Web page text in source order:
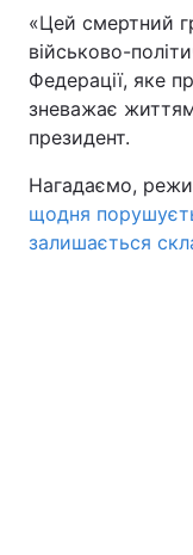
«Цей смертний
військово-
Федерації, яке
зневажає
президент.
Нагадаємо,
щодня
залишається